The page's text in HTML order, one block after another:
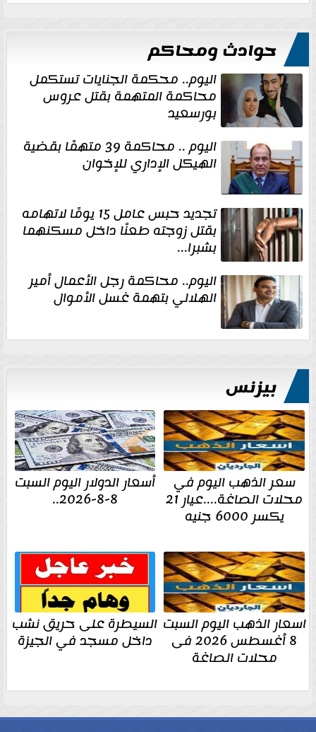
حوادث ومحاكم
اليوم.. محكمة الجنايات تستكمل
محاكمة المتهمة بقتل عروس
بورسعيد
اليوم .. محاكمة 39 متهمًا بقضية
الهيكل الإداري للإخوان
تجديد حبس عامل 15 يومًا لاتهامه
بقتل زوجته طعنًا داخل مسكنهما
بشبرا...
اليوم.. محاكمة رجل الأعمال أمير
الهلالي بتهمة غسل الأموال
بيزنس
سعر الذهب اليوم في
محلات الصاغة....عيار 21
يكسر 6000 جنيه
أسعار الدولار اليوم السبت
8-8-2026..
اسعار الذهب اليوم السبت
8 أغسطس 2026 فى
محلات الصاغة
السيطرة على حريق نشب
داخل مسجد في الجيزة